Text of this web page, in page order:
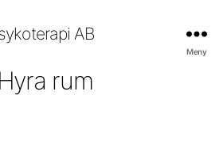
AB
Meny
Hyra rum